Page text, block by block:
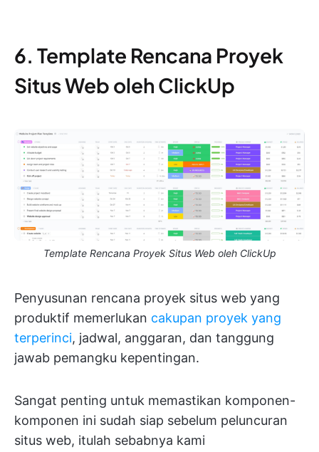
6. Template Rencana Proyek
Situs Web oleh ClickUp
Template Rencana Proyek Situs Web oleh ClickUp
Penyusunan rencana proyek situs web yang
produktif memerlukan cakupan proyek yang
terperinci, jadwal, anggaran, dan tanggung
jawab pemangku kepentingan.
Sangat penting untuk memastikan komponen-
komponen ini sudah siap sebelum peluncuran
situs web, itulah sebabnya kami